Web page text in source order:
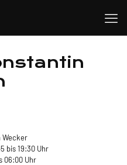
Wecker
bis 19:30 Uhr
06:00 Uhr